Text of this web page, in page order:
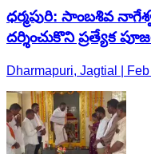
ధర్మపురి: సాంబశివ
దర్శించుకొని ప్రత్యేక
Dharmapuri, Jagtial |